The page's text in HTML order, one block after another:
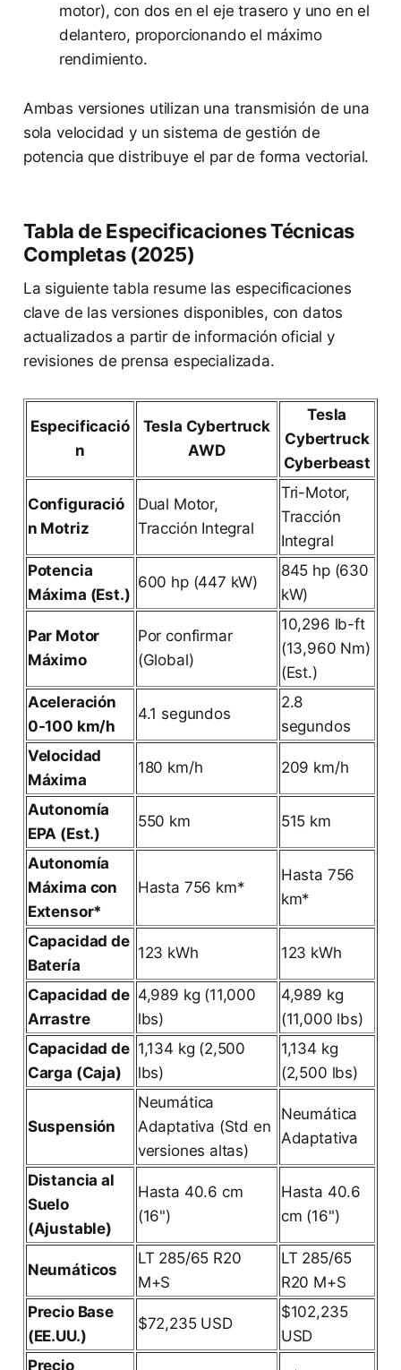
motor), con dos en el eje trasero y uno en el
delantero, proporcionando el máximo
rendimiento.
Ambas versiones utilizan una transmisión de una
sola velocidad y un sistema de gestión de
potencia que distribuye el par de forma vectorial.
Tabla de Especificaciones Técnicas
Completas (2025)
La siguiente tabla resume las especificaciones
clave de las versiones disponibles, con datos
actualizados a partir de información oficial y
revisiones de prensa especializada.
Especificació
n
Tesla Cybertruck
AWD
Tesla
Cybertruck
Cyberbeast
Configuració
n Motriz
Dual Motor,
Tracción Integral
Tri-Motor,
Tracción
Integral
Potencia
Máxima (Est.)
600 hp (447 kW)
845 hp (630
kW)
Par Motor
Máximo
Por confirmar
(Global)
10,296 lb-ft
(13,960 Nm)
(Est.)
Aceleración
0-100 km/h
4.1 segundos
2.8
segundos
Velocidad
Máxima
180 km/h 209 km/h
Autonomía
EPA (Est.)
550 km 515 km
Autonomía
Máxima con
Extensor*
Hasta 756 km*
Hasta 756
km*
Capacidad de
Batería
123 kWh 123 kWh
Capacidad de
Arrastre
4,989 kg (11,000
lbs)
4,989 kg
(11,000 lbs)
Capacidad de
Carga (Caja)
1,134 kg (2,500
lbs)
1,134 kg
(2,500 lbs)
Suspensión
Neumática
Adaptativa (Std en
versiones altas)
Neumática
Adaptativa
Distancia al
Suelo
(Ajustable)
Hasta 40.6 cm
(16")
Hasta 40.6
cm (16")
Neumáticos
LT 285/65 R20
M+S
LT 285/65
R20 M+S
Precio Base
(EE.UU.)
$72,235 USD
$102,235
USD
Precio